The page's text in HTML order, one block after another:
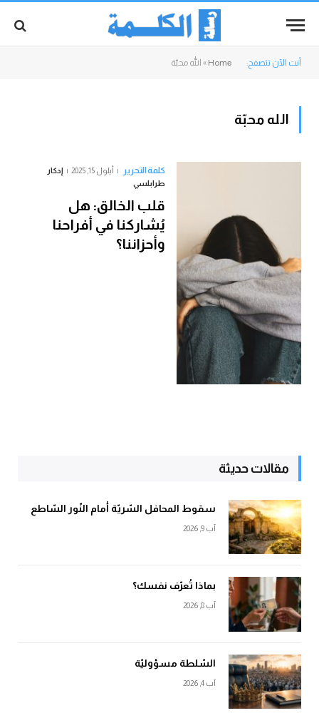
أنت الآن تتصفح: Home
» الله محبّة
الله محبّة
كلمة التحرير أيلول 15, 2025
إدكار
طرابلسي
قلب الخالق: هل
يُشاركنا في أفراحنا
وأحزاننا؟
مقالات حديثة
سقوط المحافل السّريّة أمام النّور السّاطع
آب 9, 2026
بماذا تُعرّف نفسك؟
آب 8, 2026
السّلطة مسؤوليّة
آب 4, 2026